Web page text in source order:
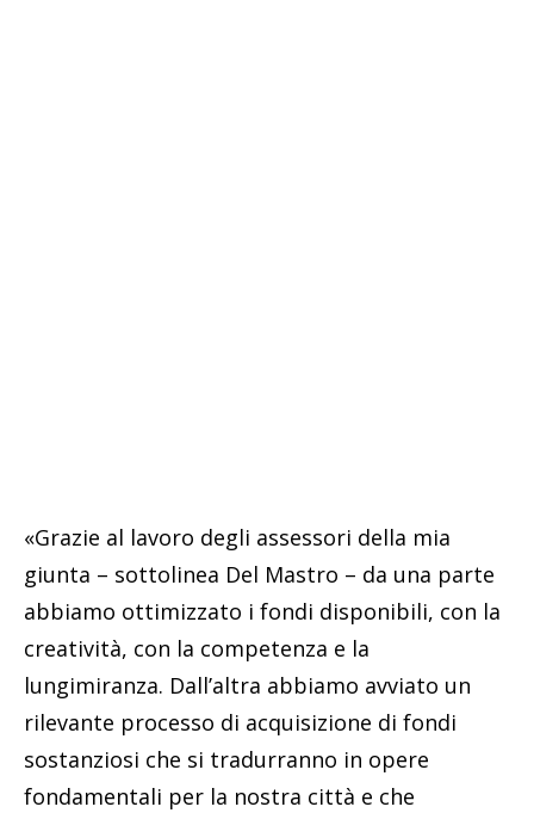
«Grazie al lavoro degli assessori della mia
giunta – sottolinea Del Mastro – da una parte
abbiamo ottimizzato i fondi disponibili, con la
creatività, con la competenza e la
lungimiranza. Dall’altra abbiamo avviato un
rilevante processo di acquisizione di fondi
sostanziosi che si tradurranno in opere
fondamentali per la nostra città e che